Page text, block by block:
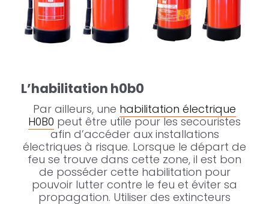
L’habilitation h0b0
Par ailleurs, une habilitation électrique
H0B0 peut être utile pour les secouristes
afin d’accéder aux installations
électriques à risque. Lorsque le départ de
feu se trouve dans cette zone, il est bon
de posséder cette habilitation pour
pouvoir lutter contre le feu et éviter sa
propagation. Utiliser des extincteurs